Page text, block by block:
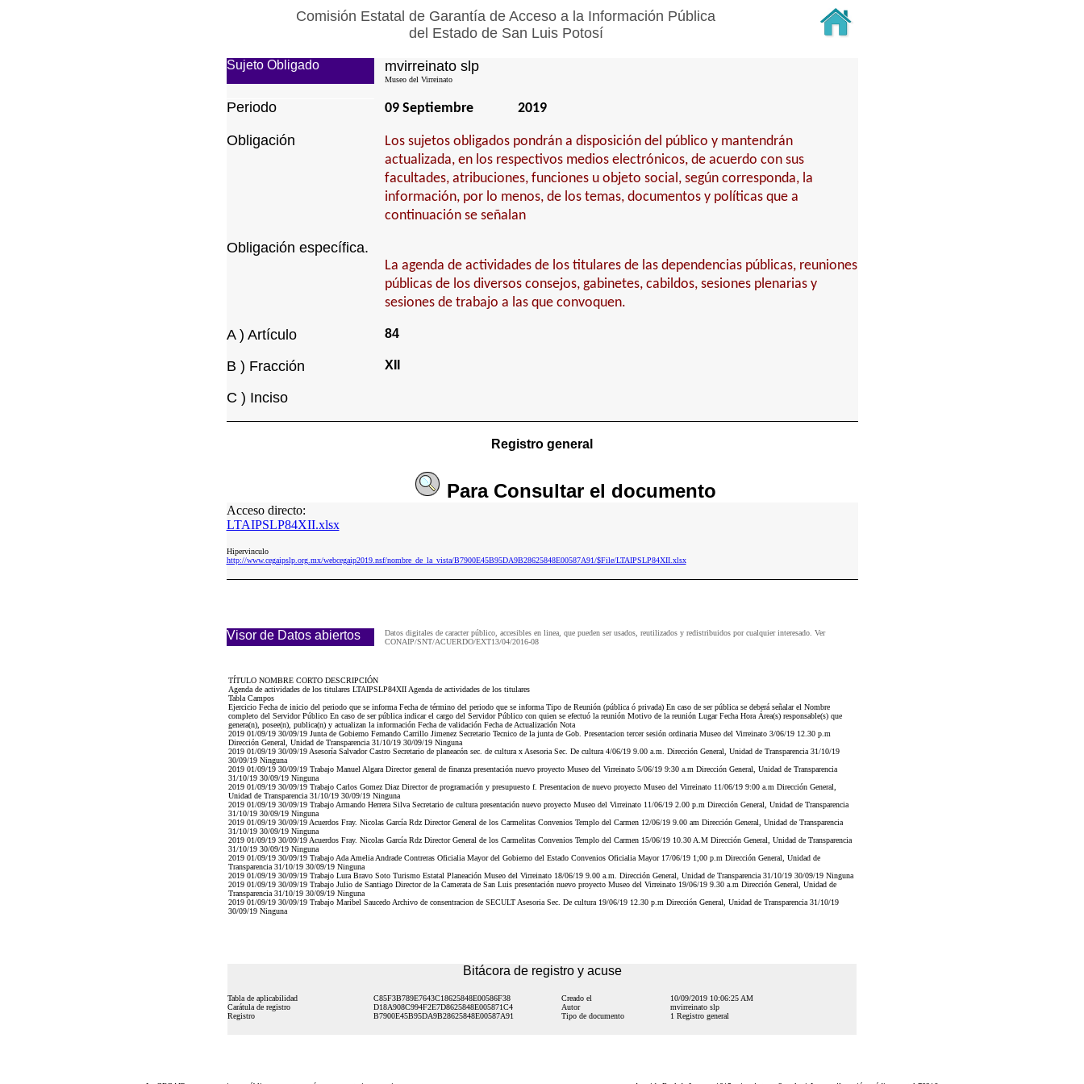
Comisión Estatal de Garantía de Acceso a la Información Pública
del Estado de San Luis Potosí
Sujeto Obligado mvirreinato slp
Museo del Virreinato
Periodo 09 Septiembre 2019
Obligación
Los sujetos obligados pondrán a disposición del público y mantendrán
actualizada, en los respectivos medios electrónicos, de acuerdo con sus
facultades, atribuciones, funciones u objeto social, según corresponda, la
información, por lo menos, de los temas, documentos y políticas que a
continuación se señalan
Obligación específica.
La agenda de actividades de los titulares de las dependencias públicas, reuniones
públicas de los diversos consejos, gabinetes, cabildos, sesiones plenarias y
sesiones de trabajo a las que convoquen.
A ) Artículo 84
B ) Fracción XII
C ) Inciso
Registro general
Para Consultarel documento
Acceso directo:
LTAIPSLP84XII.xlsx
Hipervinculo
http://www.cegaipslp.org.mx/webcegaip2019.nsf/nombre_de_la_vista/B7900E45B95DA9B28625848E00587A91/$File/LTAIPSLP84XII.xlsx
Visor de Datos abiertos
Datos digitales de caracter público, accesibles en linea, que pueden ser usados, reutilizados y redistribuidos por cualquier interesado. Ver
CONAIP/SNT/ACUERDO/EXT13/04/2016-08
TÍTULO NOMBRE CORTO DESCRIPCIÓN
Agenda de actividades de los titulares LTAIPSLP84XII Agenda de actividades de los titulares
Tabla Campos
Ejercicio Fecha de inicio del periodo que se informa Fecha de término del periodo que se informa Tipo de Reunión (pública ó privada) En caso de ser pública se deberá señalar el Nombre
completo del Servidor Público En caso de ser pública indicar el cargo del Servidor Público con quien se efectuó la reunión Motivo de la reunión Lugar Fecha Hora Área(s) responsable(s) que
genera(n), posee(n), publica(n) y actualizan la información Fecha de validación Fecha de Actualización Nota
2019 01/09/19 30/09/19 Junta de Gobierno Fernando Carrillo Jimenez Secretario Tecnico de la junta de Gob. Presentacion tercer sesión ordinaria Museo del Virreinato 3/06/19 12.30 p.m
Dirección General, Unidad de Transparencia 31/10/19 30/09/19 Ninguna
2019 01/09/19 30/09/19 Asesoría Salvador Castro Secretario de planeacón sec. de cultura x Asesoria Sec. De cultura 4/06/19 9.00 a.m. Dirección General, Unidad de Transparencia 31/10/19
30/09/19 Ninguna
2019 01/09/19 30/09/19 Trabajo Manuel Algara Director general de finanza presentación nuevo proyecto Museo del Virreinato 5/06/19 9:30 a.m Dirección General, Unidad de Transparencia
31/10/19 30/09/19 Ninguna
2019 01/09/19 30/09/19 Trabajo Carlos Gomez Diaz Director de programación y presupuesto f. Presentacion de nuevo proyecto Museo del Virreinato 11/06/19 9:00 a.m Dirección General,
Unidad de Transparencia 31/10/19 30/09/19 Ninguna
2019 01/09/19 30/09/19 Trabajo Armando Herrera Silva Secretario de cultura presentación nuevo proyecto Museo del Virreinato 11/06/19 2.00 p.m Dirección General, Unidad de Transparencia
31/10/19 30/09/19 Ninguna
2019 01/09/19 30/09/19 Acuerdos Fray. Nicolas García Rdz Director General de los Carmelitas Convenios Templo del Carmen 12/06/19 9.00 am Dirección General, Unidad de Transparencia
31/10/19 30/09/19 Ninguna
2019 01/09/19 30/09/19 Acuerdos Fray. Nicolas García Rdz Director General de los Carmelitas Convenios Templo del Carmen 15/06/19 10.30 A.M Dirección General, Unidad de Transparencia
31/10/19 30/09/19 Ninguna
2019 01/09/19 30/09/19 Trabajo Ada Amelia Andrade Contreras Oficialia Mayor del Gobierno del Estado Convenios Oficialia Mayor 17/06/19 1;00 p.m Dirección General, Unidad de
Transparencia 31/10/19 30/09/19 Ninguna
2019 01/09/19 30/09/19 Trabajo Lura Bravo Soto Turismo Estatal Planeación Museo del Virreinato 18/06/19 9.00 a.m. Dirección General, Unidad de Transparencia 31/10/19 30/09/19 Ninguna
2019 01/09/19 30/09/19 Trabajo Julio de Santiago Director de la Camerata de San Luis presentación nuevo proyecto Museo del Virreinato 19/06/19 9.30 a.m Dirección General, Unidad de
Transparencia 31/10/19 30/09/19 Ninguna
2019 01/09/19 30/09/19 Trabajo Maribel Saucedo Archivo de consentracion de SECULT Asesoria Sec. De cultura 19/06/19 12.30 p.m Dirección General, Unidad de Transparencia 31/10/19
30/09/19 Ninguna
Bitácora de registro y acuse
Tabla de aplicabilidad C85F3B789E7643C18625848E00586F38 Creado el
10/09/2019 10:06:25 AM
Carátula de registro
D18A908C994F2E7D8625848E005871C4 Autor
mvirreinato slp
Registro
B7900E45B95DA9B28625848E00587A91 Tipo de documento 1 Registro general